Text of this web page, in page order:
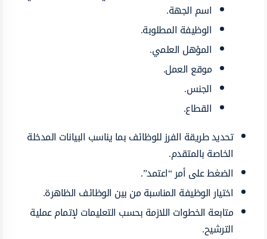
اسم الجهة.
الوظيفة المطلوبة.
المؤهل العلمي.
موقع العمل.
الجنس.
القطاع.
تحديد طريقة الفرز للوظائف بما يناسب البيانات المدخلة
الخاصة بالمتقدم.
الضغط على أمر “اعتمد”.
اختيار الوظيفة المناسبة من بين الوظائف الظاهرة.
متابعة الخطوات اللازمة بحسب التعليمات لإتمام عملية
الترشيح.